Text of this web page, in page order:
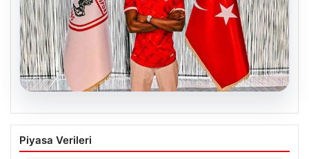
Samsunspor, Antoine Sekongo’yu 5
Yıllık Anlaşma ile Kadrosuna Ekledi
Piyasa Verileri